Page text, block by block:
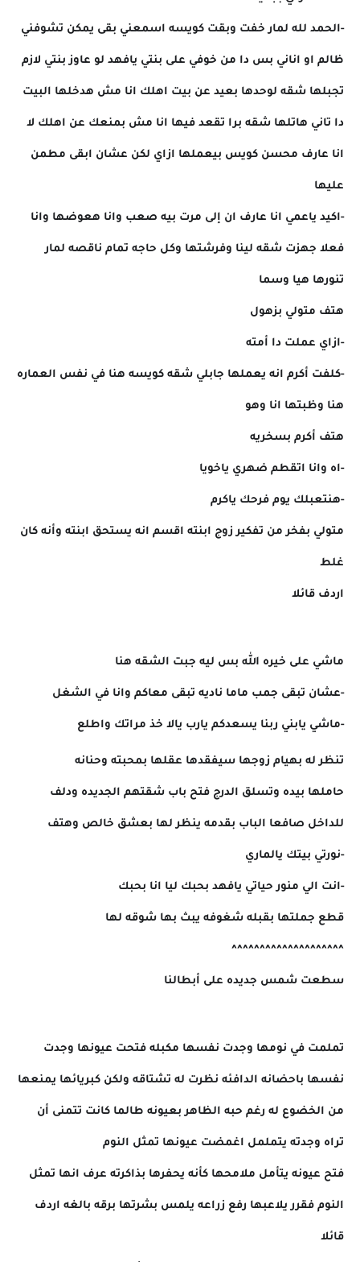
-الحمد لله لمار خفت وبقت كويسه اسمعني بقى يمكن تشوفني
ظالم او اناني بس دا من خوفي على بنتي يافهد لو عاوز بنتي لازم
تجبلها شقه لوحدها بعيد عن بيت اهلك انا مش هدخلها البيت
دا تاني هاتلها شقه برا تقعد فيها انا مش بمنعك عن اهلك لا
انا عارف محسن كويس بيعملها ازاي لكن عشان ابقى مطمن
عليها
-اكيد ياعمي انا عارف ان إلى مرت بيه صعب وانا هعوضها وانا
فعلا جهزت شقه لينا وفرشتها وكل حاجه تمام ناقصه لمار
تنورها هيا وسما
هتف متولي بزهول
-ازاي عملت دا أمته
-كلفت أكرم انه يعملها جابلي شقه كويسه هنا في نفس العماره
هنا وظبتها انا وهو
هتف أكرم بسخريه
-اه وانا اتقطم ضهري ياخويا
-هنتعبلك يوم فرحك ياكرم
متولي بفخر من تفكير زوج ابنته اقسم انه يستحق ابنته وأنه كان
غلط
اردف قائلا
ماشي على خيره الله بس ليه جبت الشقه هنا
-عشان تبقى جمب ماما ناديه تبقى معاكم وانا في الشغل
-ماشي يابني ربنا يسعدكم يارب يالا خذ مراتك واطلع
تنظر له بهيام زوجها سيفقدها عقلها بمحبته وحنانه
حاملها بيده وتسلق الدرج فتح باب شقتهم الجديده ودلف
للداخل صافعا الباب بقدمه ينظر لها بعشق خالص وهتف
-نورتي بيتك يالماري
-انت الي منور حياتي يافهد بحبك ليا انا بحبك
قطع جملتها بقبله شغوفه يبث بها شوقه لها
^^^^^^^^^^^^^^^^^^^^
سطعت شمس جديده على أبطالنا
تملمت في نومها وجدت نفسها مكبله فتحت عيونها وجدت
نفسها باحضانه الدافئه نظرت له تشتاقه ولكن كبريائها يمنعها
من الخضوع له رغم حبه الظاهر بعيونه طالما كانت تتمنى أن
تراه وجدته يتململ اغمضت عيونها تمثل النوم
فتح عيونه يتأمل ملامحها كأنه يحفرها بذاكرته عرف انها تمثل
النوم فقرر يلاعبها رفع زراعه يلمس بشرتها برقه بالغه اردف
قائلا